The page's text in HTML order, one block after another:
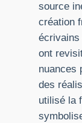
source
création
écrivains
ont
nuances
des
utilisé la